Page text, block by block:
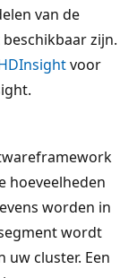
van de
zijn.
voor
hoeveelheden
worden in
wordt
cluster. Een